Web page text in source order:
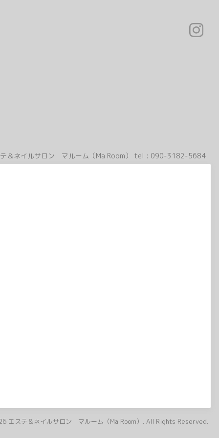
＆ネイルサロン マルーム（Ma Room） tel : 090-3182-5684
エステ＆ネイルサロン マルーム（Ma Room） . All Rights Reserved.